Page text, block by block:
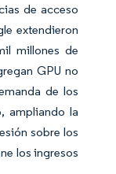
de acceso
extendieron
millones de
GPU no
de los
ampliando la
sobre los
los ingresos